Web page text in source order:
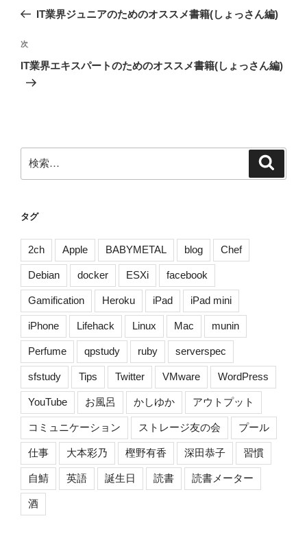
ナ
ビ
ゲ
ー
の
稿
IT業界ジュニアのためのオススメ書籍(しょっさん編)
次
の
次
IT業界エキスパートのためのオススメ書籍(しょっさん編)
索:
タグ
2ch Apple BABYMETAL blog Chef
Debian docker ESXi facebook
Gamification Heroku iPad iPad mini
iPhone Lifehack Linux Mac munin
Perfume qpstudy ruby serverspec
sfstudy Tips Twitter VMware WordPress
YouTube お風呂 かしゆか アウトプット
コミュニケーション ストレージ友の会 プール
仕事 大本彩乃 樫野有香 深田恭子 習慣
自鯖 英語 誕生日 読書 読書メーター
酒